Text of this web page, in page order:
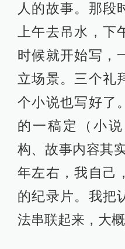
人的故事。那段
上午去吊水，下
时候就开始写，
立场景。三个礼
个小说也写好了
的一稿定（小
构、故事内容其
年左右，我自己
的纪录片。我把
法串联起来，大